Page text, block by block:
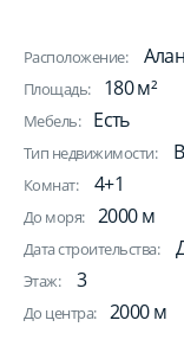
Расположение:
Площадь: 180 м²
Мебель: Есть
Тип недвижимости:
Комнат: 4+1
До моря: 2000 м
Дата строительства:
Этаж: 3
До центра: 2000 м